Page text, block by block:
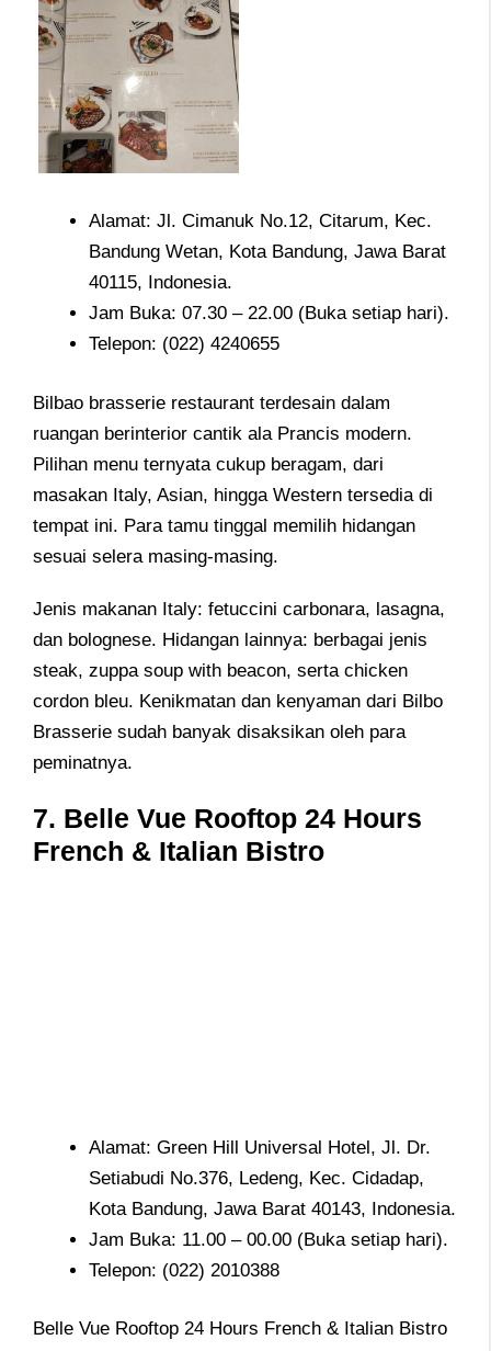
Alamat: Jl. Cimanuk No.12, Citarum, Kec.
Bandung Wetan, Kota Bandung, Jawa Barat
40115, Indonesia.
Jam Buka: 07.30 – 22.00 (Buka setiap hari).
Telepon: (022) 4240655
Bilbao brasserie restaurant terdesain dalam
ruangan berinterior cantik ala Prancis modern.
Pilihan menu ternyata cukup beragam, dari
masakan Italy, Asian, hingga Western tersedia di
tempat ini. Para tamu tinggal memilih hidangan
sesuai selera masing-masing.
Jenis makanan Italy: fetuccini carbonara, lasagna,
dan bolognese. Hidangan lainnya: berbagai jenis
steak, zuppa soup with beacon, serta chicken
cordon bleu. Kenikmatan dan kenyaman dari Bilbo
Brasserie sudah banyak disaksikan oleh para
peminatnya.
7. Belle Vue Rooftop 24 Hours
French & Italian Bistro
Alamat: Green Hill Universal Hotel, Jl. Dr.
Setiabudi No.376, Ledeng, Kec. Cidadap,
Kota Bandung, Jawa Barat 40143, Indonesia.
Jam Buka: 11.00 – 00.00 (Buka setiap hari).
Telepon: (022) 2010388
Belle Vue Rooftop 24 Hours French & Italian Bistro